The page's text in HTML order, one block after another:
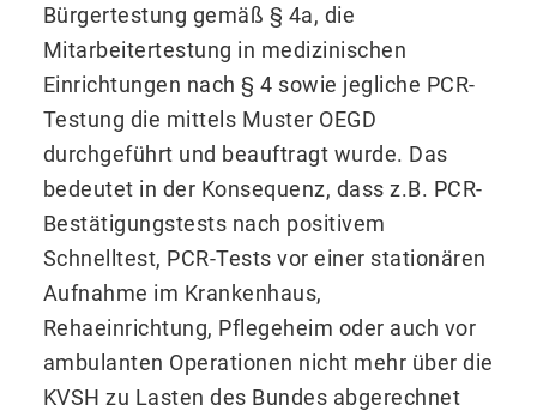
Bürgertestung gemäß § 4a, die
Mitarbeitertestung in medizinischen
Einrichtungen nach § 4 sowie jegliche PCR-
Testung die mittels Muster OEGD
durchgeführt und beauftragt wurde. Das
bedeutet in der Konsequenz, dass z.B. PCR-
Bestätigungstests nach positivem
Schnelltest, PCR-Tests vor einer stationären
Aufnahme im Krankenhaus,
Rehaeinrichtung, Pflegeheim oder auch vor
ambulanten Operationen nicht mehr über die
KVSH zu Lasten des Bundes abgerechnet